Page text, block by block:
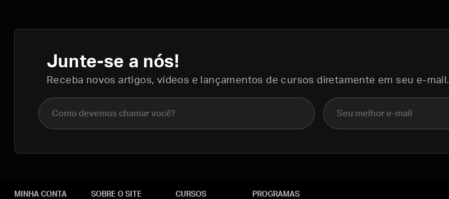
Junte-se a nós!
Receba novos artigos, vídeos e lançamentos de cursos diretamente em seu e-mail.
Nome completo E-mail
MINHA CONTA SOBRE O SITE CURSOS PROGRAMAS